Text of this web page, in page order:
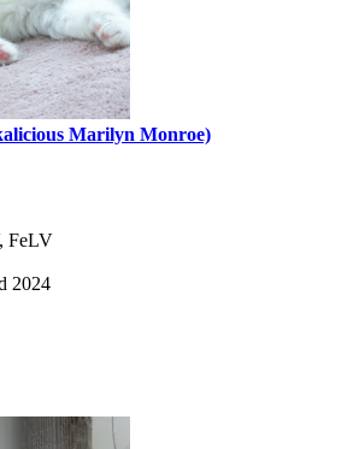
Marilyn Monroe)
FeLV
2024